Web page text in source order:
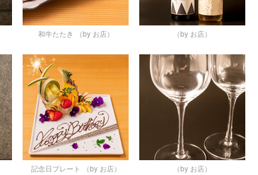
和牛たたき （by お店） （by お店）
記念日プレート （by お店） （by お店）